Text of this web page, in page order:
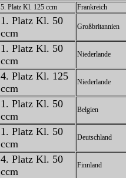
5. Platz Kl. 125 ccm Frankreich
1. Platz Kl. 50
ccm
Großbritannien
1. Platz Kl. 50
ccm
Niederlande
4. Platz Kl. 125
ccm
Niederlande
1. Platz Kl. 50
ccm
Belgien
1. Platz Kl. 50
ccm
Deutschland
4. Platz Kl. 50
ccm
Finnland